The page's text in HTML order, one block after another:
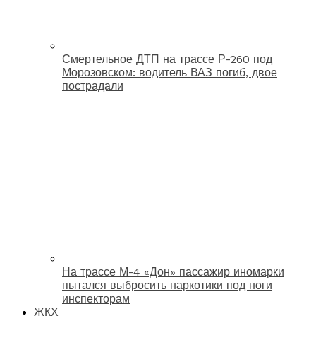
Смертельное ДТП на трассе Р-260 под
Морозовском: водитель ВАЗ погиб, двое
пострадали
На трассе М-4 «Дон» пассажир иномарки
пытался выбросить наркотики под ноги
инспекторам
ЖКХ